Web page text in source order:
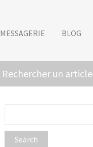
MESSAGERIE BLOG
Rechercher un article